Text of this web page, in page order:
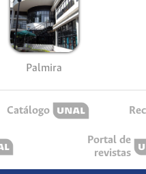
Palmira
Catálogo
Portal de
revistas